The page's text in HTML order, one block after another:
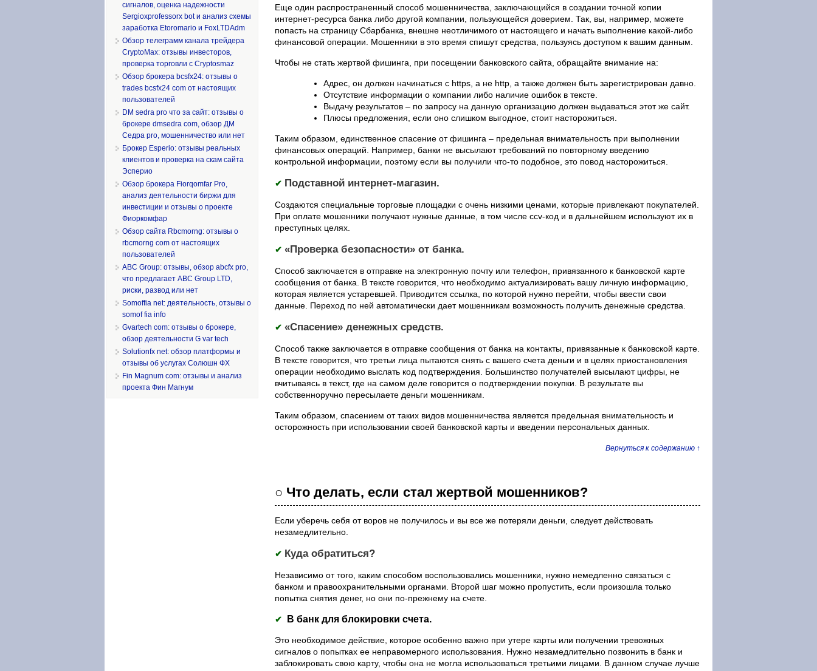
Еще один распространенный способ мошенничества, заключающийся в создании точной копии
интернет-ресурса банка либо другой компании, пользующейся доверием. Так, вы, например, можете
попасть на страницу Сбарбанка, внешне неотличимого от настоящего и начать выполнение какой-либо
финансовой операции. Мошенники в это время спишут средства, пользуясь доступом к вашим данным.
Чтобы не стать жертвой фишинга, при посещении банковского сайта, обращайте внимание на:
Адрес, он должен начинаться с https, a не http, а также должен быть зарегистрирован давно.
Отсутствие информации о компании либо наличие ошибок в тексте.
Выдачу результатов – по запросу на данную организацию должен выдаваться этот же сайт.
Плюсы предложения, если оно слишком выгодное, стоит насторожиться.
Таким образом, единственное спасение от фишинга – предельная внимательность при выполнении
финансовых операций. Например, банки не высылают требований по повторному введению
контрольной информации, поэтому если вы получили что-то подобное, это повод насторожиться.
✔ Подставной интернет-магазин.
Создаются специальные торговые площадки с очень низкими ценами, которые привлекают покупателей.
При оплате мошенники получают нужные данные, в том числе ccv-код и в дальнейшем используют их в
преступных целях.
✔ «Проверка безопасности» от банка.
Способ заключается в отправке на электронную почту или телефон, привязанного к банковской карте
сообщения от банка. В тексте говорится, что необходимо актуализировать вашу личную информацию,
которая является устаревшей. Приводится ссылка, по которой нужно перейти, чтобы ввести свои
данные. Переход по ней автоматически дает мошенникам возможность получить денежные средства.
✔ «Спасение» денежных средств.
Способ также заключается в отправке сообщения от банка на контакты, привязанные к банковской карте.
В тексте говорится, что третьи лица пытаются снять с вашего счета деньги и в целях приостановления
операции необходимо выслать код подтверждения. Большинство получателей высылают цифры, не
вчитываясь в текст, где на самом деле говорится о подтверждении покупки. В результате вы
собственноручно пересылаете деньги мошенникам.
Таким образом, спасением от таких видов мошенничества является предельная внимательность и
осторожность при использовании своей банковской карты и введении персональных данных.
Вернуться к содержанию ↑
○ Что делать, если стал жертвой мошенников?
Если уберечь себя от воров не получилось и вы все же потеряли деньги, следует действовать
незамедлительно.
✔ Куда обратиться?
Независимо от того, каким способом воспользовались мошенники, нужно немедленно связаться с
банком и правоохранительными органами. Второй шаг можно пропустить, если произошла только
попытка снятия денег, но они по-прежнему на счете.
✔ В банк для блокировки счета.
Это необходимое действие, которое особенно важно при утере карты или получении тревожных
сигналов о попытках ее неправомерного использования. Нужно незамедлительно позвонить в банк и
заблокировать свою карту, чтобы она не могла использоваться третьими лицами. В данном случае лучше
сигналов, оценка надежности
Sergioxprofessorx bot и анализ схемы
заработка Etoromario и FoxLTDAdm
Обзор телеграмм канала трейдера
CryptoMax: отзывы инвесторов,
проверка торговли с Cryptosmaz
Обзор брокера bcsfx24: отзывы о
trades bcsfx24 com от настоящих
пользователей
DM sedra pro что за сайт: отзывы о
брокере dmsedra com, обзор ДМ
Седра pro, мошенничество или нет
Брокер Esperio: отзывы реальных
клиентов и проверка на скам сайта
Эсперио
Обзор брокера Fiorqomfar Pro,
анализ деятельности биржи для
инвестиции и отзывы о проекте
Фиоркомфар
Обзор сайта Rbcmorng: отзывы о
rbcmorng com от настоящих
пользователей
ABC Group: отзывы, обзор abcfx pro,
что предлагает ABC Group LTD,
риски, развод или нет
Somoffia net: деятельность, отзывы о
somof fia info
Gvartech com: отзывы о брокере,
обзор деятельности G var tech
Solutionfx net: обзор платформы и
отзывы об услугах Солюшн ФХ
Fin Magnum com: отзывы и анализ
проекта Фин Магнум